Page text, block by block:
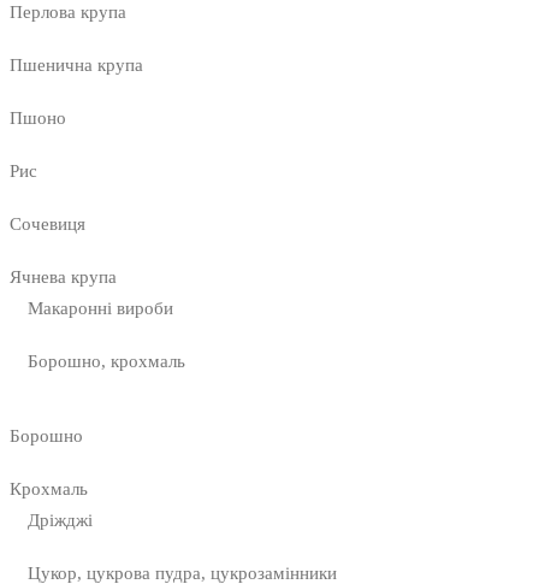
Перлова крупа
Пшенична крупа
Пшоно
Рис
Сочевиця
Ячнева крупа
Макаронні вироби
Борошно, крохмаль
Борошно
Крохмаль
Дріжджі
Цукор, цукрова пудра, цукрозамінники